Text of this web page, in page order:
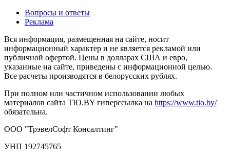
Вопросы и ответы
Реклама
Вся информация, размещенная на сайте, носит
информационный характер и не является рекламой или
публичной офертой. Цены в долларах США и евро,
указанные на сайте, приведены с информационной целью.
Все расчеты производятся в белорусских рублях.
При полном или частичном использовании любых
материалов сайта TIO.BY гиперссылка на https://www.tio.by/
обязательна.
ООО "ТрэвелСофт Консалтинг"
УНП 192745765